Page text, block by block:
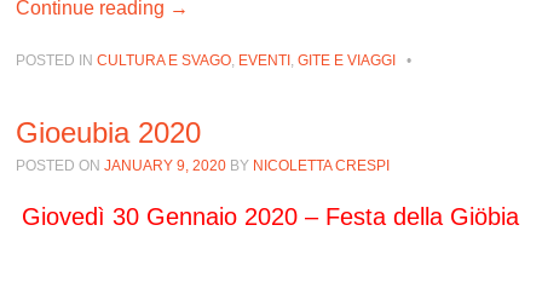
Continue reading →
POSTED INCULTURA E SVAGO EVENTI ,GITE E VIAGGI •
Gioeubia 2020
POSTED ONJANUARY 9, 2020 BY NICOLETTA CRESPI
Giovedì 30 Gennaio 2020 – Festa della Giöbia